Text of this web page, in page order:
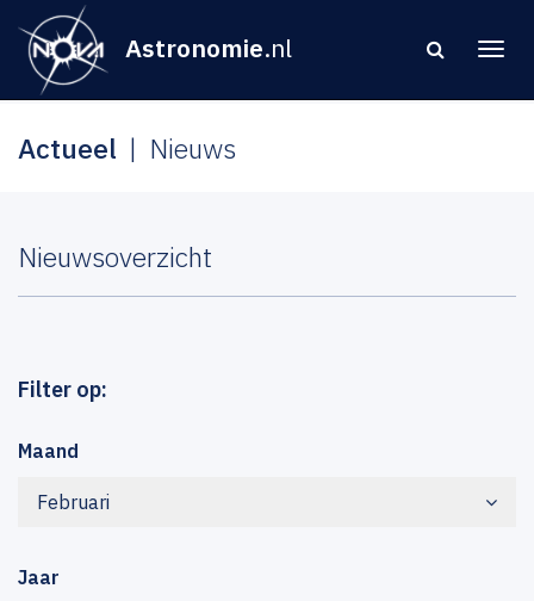
Astronomie.nl
Actueel Nieuws
Nieuwsoverzicht
Filter op:
Maand
Februari
Jaar